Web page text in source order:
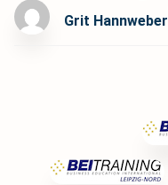
Grit Hannweber